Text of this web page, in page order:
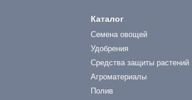
Каталог
Семена овощей
Удобрения
Средства защиты растений
Агроматериалы
Полив